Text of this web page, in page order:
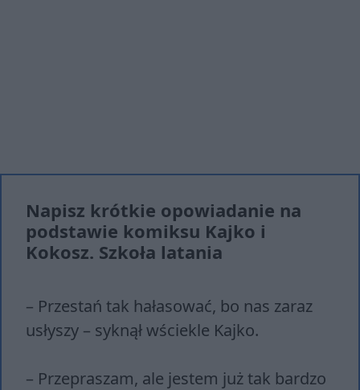
Napisz krótkie opowiadanie na
podstawie komiksu Kajko i
Kokosz. Szkoła latania
– Przestań tak hałasować, bo nas zaraz
usłyszy – syknął wściekle Kajko.
– Przepraszam, ale jestem już tak bardzo